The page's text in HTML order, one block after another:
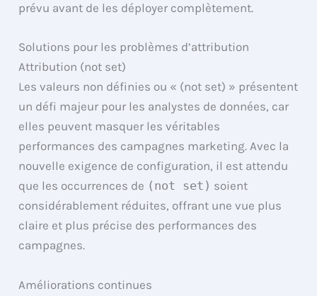
prévu avant de les déployer complètement.
Solutions pour les problèmes d’attribution
Attribution (not set)
Les valeurs non définies ou « (not set) » présentent
un défi majeur pour les analystes de données, car
elles peuvent masquer les véritables
performances des campagnes marketing. Avec la
nouvelle exigence de configuration, il est attendu
que les occurrences de (not set) soient
considérablement réduites, offrant une vue plus
claire et plus précise des performances des
campagnes.
Améliorations continues